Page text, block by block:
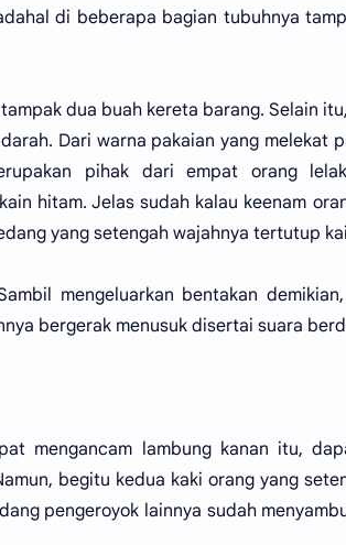
di beberapa bagian tubuhnya
dua buah kereta barang. Selain
Dari warna pakaian yang melekat
pihak dari empat orang
hitam. Jelas sudah kalau keenam
yang setengah wajahnya tertutup
mengeluarkan bentakan
bergerak menusuk disertai suara
mengancam lambung kanan itu,
begitu kedua kaki orang yang
pengeroyok lainnya sudah